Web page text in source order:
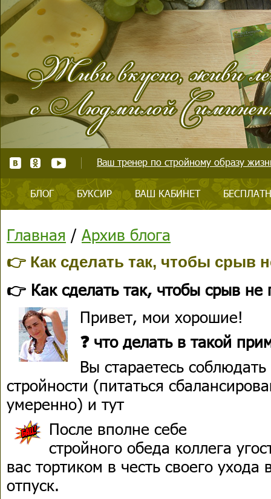
Ваш тренер по стройному образу
БЛОГ БУКСИР ВАШ КАБИНЕТ
Главная / Архив блога
👉 Как сделать так, чтобы срыв
👉 Как сделать так, чтобы срыв
Привет, мои хорошие!
❓ что делать в такой
Вы стараетесь
стройности (питаться
умеренно) и тут
После вполне себе
стройного обеда коллега
вас тортиком в честь своего ухода
отпуск.